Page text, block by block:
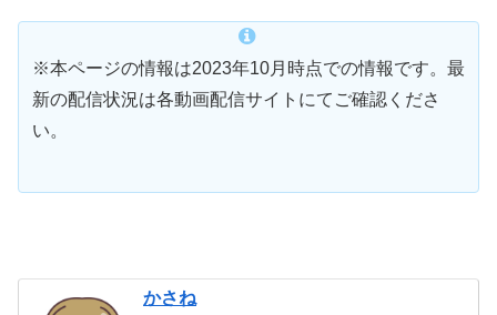
※本ページの情報は2023年10月時点での情報です。最
新の配信状況は各動画配信サイトにてご確認くださ
い。
かさね